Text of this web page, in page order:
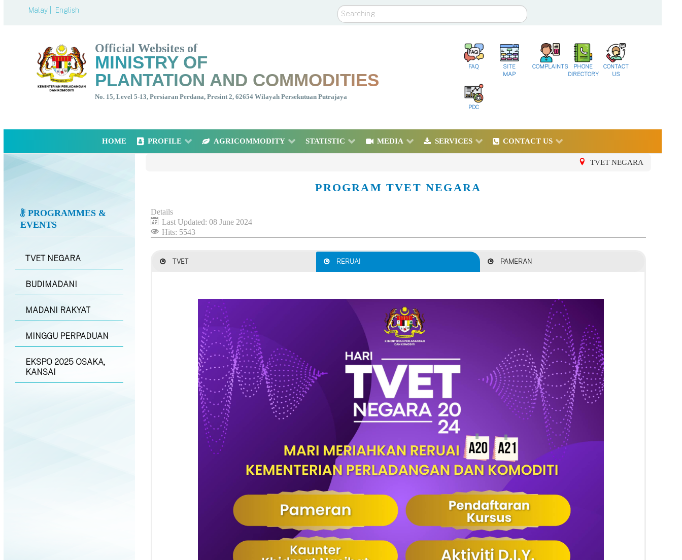
Malay | English Search
Official Websites of
MINISTRY OF
PLANTATION AND COMMODITIES
No. 15, Level 5-13, Persiaran Perdana, Presint 2, 62654 Wilayah Persekutuan Putrajaya
FAQ
SITE
MAP
COMPLAINTS
PHONE
DIRECTORY
CONTACT
US
PDC
HOME PROFILE AGRICOMMODITY STATISTIC MEDIA SERVICES CONTACT US
PROGRAMMES &
EVENTS
TVET NEGARA
BUDIMADANI
MADANI RAKYAT
MINGGU PERPADUAN
EKSPO 2025 OSAKA,
KANSAI
TVET NEGARA
PROGRAM TVET NEGARA
Details
Last Updated: 08 June 2024
Hits: 5543
TVET RERUAI PAMERAN